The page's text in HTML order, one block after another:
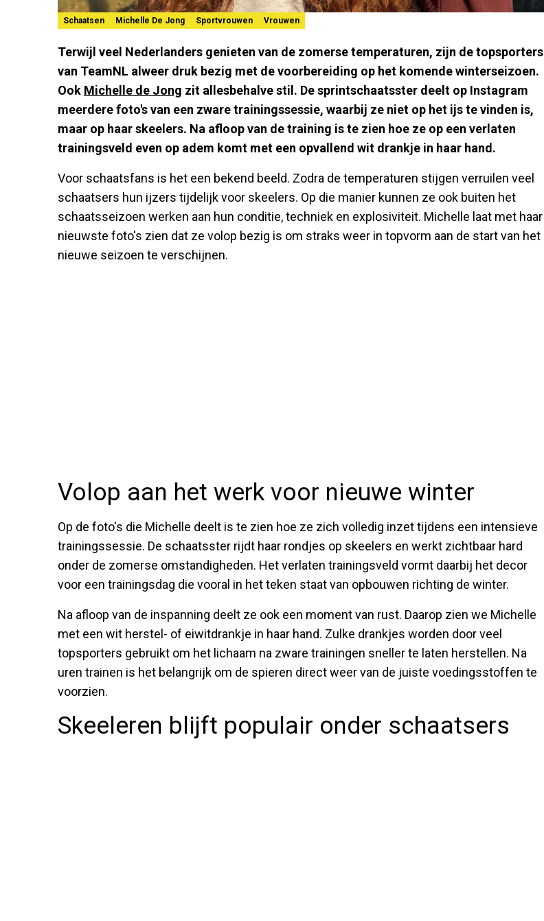
Schaatsen Michelle De Jong Sportvrouwen Vrouwen
Terwijl veel Nederlanders genieten van de zomerse temperaturen, zijn de topsporters
van TeamNL alweer druk bezig met de voorbereiding op het komende winterseizoen.
Ook Michelle de Jong zit allesbehalve stil. De sprintschaatsster deelt op Instagram
meerdere foto's van een zware trainingssessie, waarbij ze niet op het ijs te vinden is,
maar op haar skeelers. Na afloop van de training is te zien hoe ze op een verlaten
trainingsveld even op adem komt met een opvallend wit drankje in haar hand.
Voor schaatsfans is het een bekend beeld. Zodra de temperaturen stijgen verruilen veel
schaatsers hun ijzers tijdelijk voor skeelers. Op die manier kunnen ze ook buiten het
schaatsseizoen werken aan hun conditie, techniek en explosiviteit. Michelle laat met haar
nieuwste foto's zien dat ze volop bezig is om straks weer in topvorm aan de start van het
nieuwe seizoen te verschijnen.
Volop aan het werk voor nieuwe winter
Op de foto's die Michelle deelt is te zien hoe ze zich volledig inzet tijdens een intensieve
trainingssessie. De schaatsster rijdt haar rondjes op skeelers en werkt zichtbaar hard
onder de zomerse omstandigheden. Het verlaten trainingsveld vormt daarbij het decor
voor een trainingsdag die vooral in het teken staat van opbouwen richting de winter.
Na afloop van de inspanning deelt ze ook een moment van rust. Daarop zien we Michelle
met een wit herstel- of eiwitdrankje in haar hand. Zulke drankjes worden door veel
topsporters gebruikt om het lichaam na zware trainingen sneller te laten herstellen. Na
uren trainen is het belangrijk om de spieren direct weer van de juiste voedingsstoffen te
voorzien.
Skeeleren blijft populair onder schaatsers